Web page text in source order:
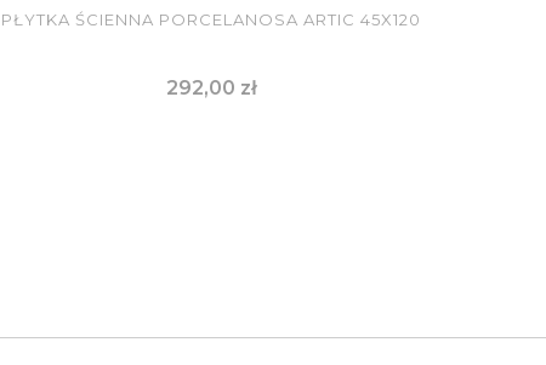
PŁYTKA ŚCIENNA PORCELANOSA ARTIC 45X120
Cena
292,00 zł